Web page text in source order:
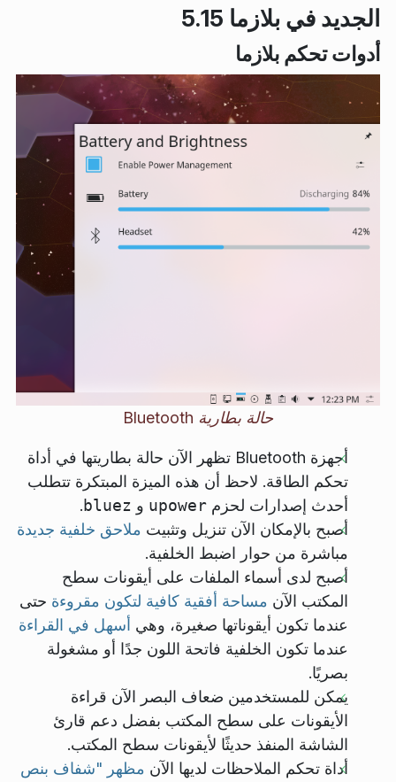
الجديد في بلازما 5.15
أدوات تحكم بلازما
حالة بطارية Bluetooth
أجهزة Bluetooth تظهر الآن حالة بطاريتها في أداة
تحكم الطاقة. لاحظ أن هذه الميزة المبتكرة تتطلب
أحدث إصدارات لحزم upower و bluez
.
أصبح بالإمكان الآن تنزيل وتثبيت ملاحق خلفية جديدة
مباشرة من حوار اضبط الخلفية.
أصبح لدى أسماء الملفات على أيقونات سطح
المكتب الآن مساحة أفقية كافية لتكون مقروءة حتى
عندما تكون أيقوناتها صغيرة، وهي أسهل في القراءة
عندما تكون الخلفية فاتحة اللون جدًا أو مشغولة
بصريًا.
يمكن للمستخدمين ضعاف البصر الآن قراءة
الأيقونات على سطح المكتب بفضل دعم قارئ
الشاشة المنفذ حديثًا لأيقونات سطح المكتب.
أداة تحكم الملاحظات لديها الآن مظهر "شفاف بنص